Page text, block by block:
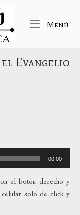
Menú
Evangelio
00:00
el botón derecho y
celular solo de click y